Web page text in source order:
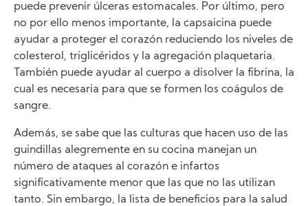
puede prevenir úlceras estomacales. Por último, pero
no por ello menos importante, la capsaicina puede
ayudar a proteger el corazón reduciendo los niveles de
colesterol, triglicéridos y la agregación plaquetaria.
También puede ayudar al cuerpo a disolver la fibrina, la
cual es necesaria para que se formen los coágulos de
sangre.
Además, se sabe que las culturas que hacen uso de las
guindillas alegremente en su cocina manejan un
número de ataques al corazón e infartos
significativamente menor que las que no las utilizan
tanto. Sin embargo, la lista de beneficios para la salud